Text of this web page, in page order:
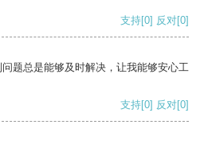
支持[0] 反对[0]
题总是能够及时解决，让我能够安心工
支持[0] 反对[0]